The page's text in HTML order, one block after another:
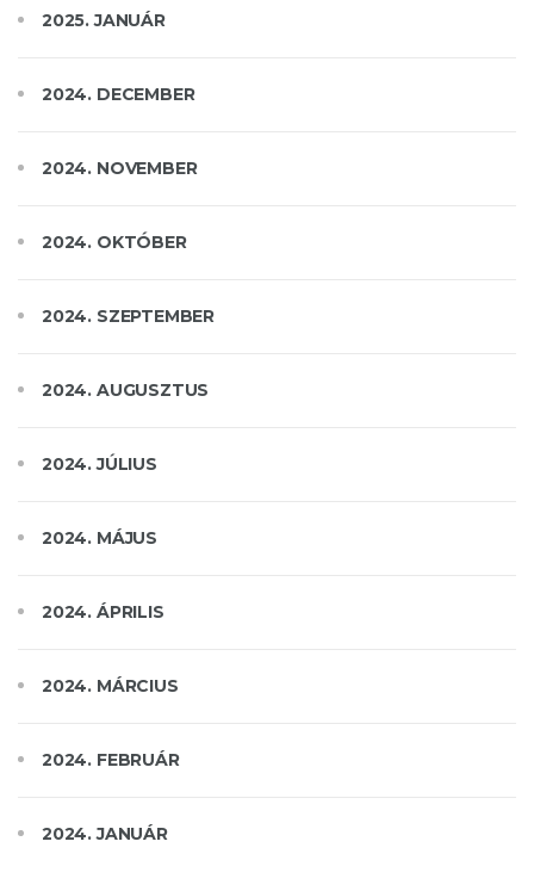
2025. JANUÁR
2024. DECEMBER
2024. NOVEMBER
2024. OKTÓBER
2024. SZEPTEMBER
2024. AUGUSZTUS
2024. JÚLIUS
2024. MÁJUS
2024. ÁPRILIS
2024. MÁRCIUS
2024. FEBRUÁR
2024. JANUÁR